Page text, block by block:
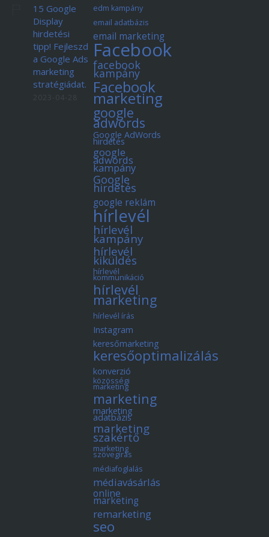
15 Google
Display
hirdetési
tipp! Fejleszd
a Google Ads
marketing
stratégiádat.
edm kampány
email adatbázis
email marketing
Facebook
facebook
kampány
Facebook
marketing
google
adwords
Google AdWords
hirdetés
google
adwords
kampány
Google
hirdetés
google reklám
hírlevél
hírlevél
kampány
hírlevél
kiküldés
hírlevél
kommunikáció
hírlevél
marketing
hírlevél írás
Instagram
keresőmarketing
keresőoptimalizálás
konverzió
közösségi
marketing
marketing
marketing
adatbázis
marketing
szakértő
marketing
szövegírás
médiafoglalás
médiavásárlás
online
marketing
remarketing
seo